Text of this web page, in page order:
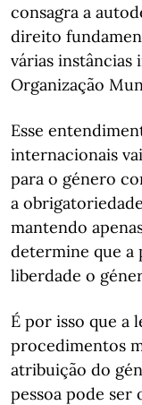
consagra a
direito
várias
Organização
Esse
internacionais
para o género
a
mantendo
determine que a
liberdade o
É por isso que a
procedimentos
atribuição do
pessoa pode ser